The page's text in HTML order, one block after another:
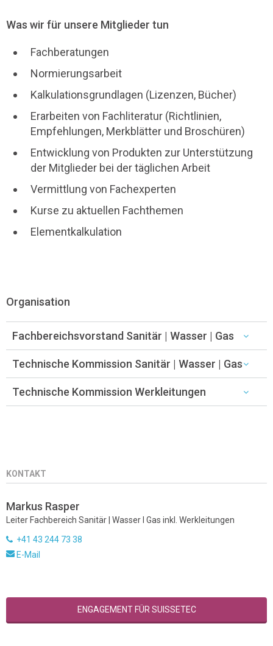
Was wir für unsere Mitglieder tun
Fachberatungen
Normierungsarbeit
Kalkulationsgrundlagen (Lizenzen, Bücher)
Erarbeiten von Fachliteratur (Richtlinien,
Empfehlungen, Merkblätter und Broschüren)
Entwicklung von Produkten zur Unterstützung
der Mitglieder bei der täglichen Arbeit
Vermittlung von Fachexperten
Kurse zu aktuellen Fachthemen
Elementkalkulation
Organisation
Fachbereichsvorstand Sanitär | Wasser | Gas
Technische Kommission Sanitär | Wasser | Gas
Technische Kommission Werkleitungen
KONTAKT
Markus Rasper
Leiter Fachbereich Sanitär | Wasser I Gas inkl. Werkleitungen
+41 43 244 73 38
E-Mail
ENGAGEMENT FÜR SUISSETEC